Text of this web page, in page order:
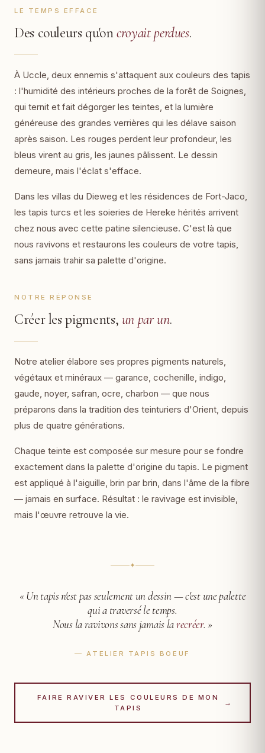
LE TEMPS EFFACE
Des couleurs qu'oncroyait perdues.
À Uccle, deux ennemis s'attaquent aux couleurs des tapis
: l'humidité des intérieurs proches de la forêt de Soignes,
qui ternit et fait dégorger les teintes, et la lumière
généreuse des grandes verrières qui les délave saison
après saison. Les rouges perdent leur profondeur, les
bleus virent au gris, les jaunes pâlissent. Le dessin
demeure, mais l'éclat s'efface.
Dans les villas du Dieweg et les résidences de Fort-Jaco,
les tapis turcs et les soieries de Hereke hérités arrivent
chez nous avec cette patine silencieuse. C'est là que
nous ravivons et restaurons les couleurs de votre tapis,
sans jamais trahir sa palette d'origine.
NOTRE RÉPONSE
Créer les pigments, un par un.
Notre atelier élabore ses propres pigments naturels,
végétaux et minéraux — garance, cochenille, indigo,
gaude, noyer, safran, ocre, charbon — que nous
préparons dans la tradition des teinturiers d'Orient, depuis
plus de quatre générations.
Chaque teinte est composée sur mesure pour se fondre
exactement dans la palette d'origine du tapis. Le pigment
est appliqué à l'aiguille, brin par brin, dans l'âme de la fibre
— jamais en surface. Résultat : le ravivage est invisible,
mais l'œuvre retrouve la vie.
✦
« Un tapis n'est pas seulement un dessin —c'est une palette
qui a traversé le temps.
Nous la ravivons sans jamais larecréer. »
— ATELIER TAPIS BOEUF
FAIRE RAVIVER LES COULEURS DE MON
TAPIS
→